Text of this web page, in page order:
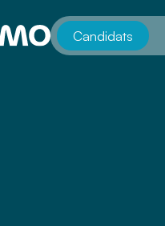
Candidats